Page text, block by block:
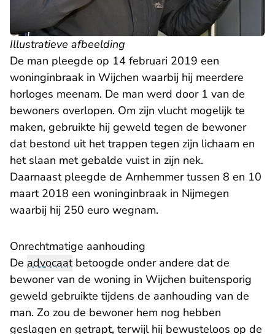
Illustratieve afbeelding
De man pleegde op 14 februari 2019 een
woninginbraak in Wijchen waarbij hij meerdere
horloges meenam. De man werd door 1 van de
bewoners overlopen. Om zijn vlucht mogelijk te
maken, gebruikte hij geweld tegen de bewoner
dat bestond uit het trappen tegen zijn lichaam en
het slaan met gebalde vuist in zijn nek.
Daarnaast pleegde de Arnhemmer tussen 8 en 10
maart 2018 een woninginbraak in Nijmegen
waarbij hij 250 euro wegnam.
Onrechtmatige aanhouding
De advocaatbetoogde onder andere dat de
bewoner van de woning in Wijchen buitensporig
geweld gebruikte tijdens de aanhouding van de
man. Zo zou de bewoner hem nog hebben
geslagen en getrapt, terwijl hij bewusteloos op de